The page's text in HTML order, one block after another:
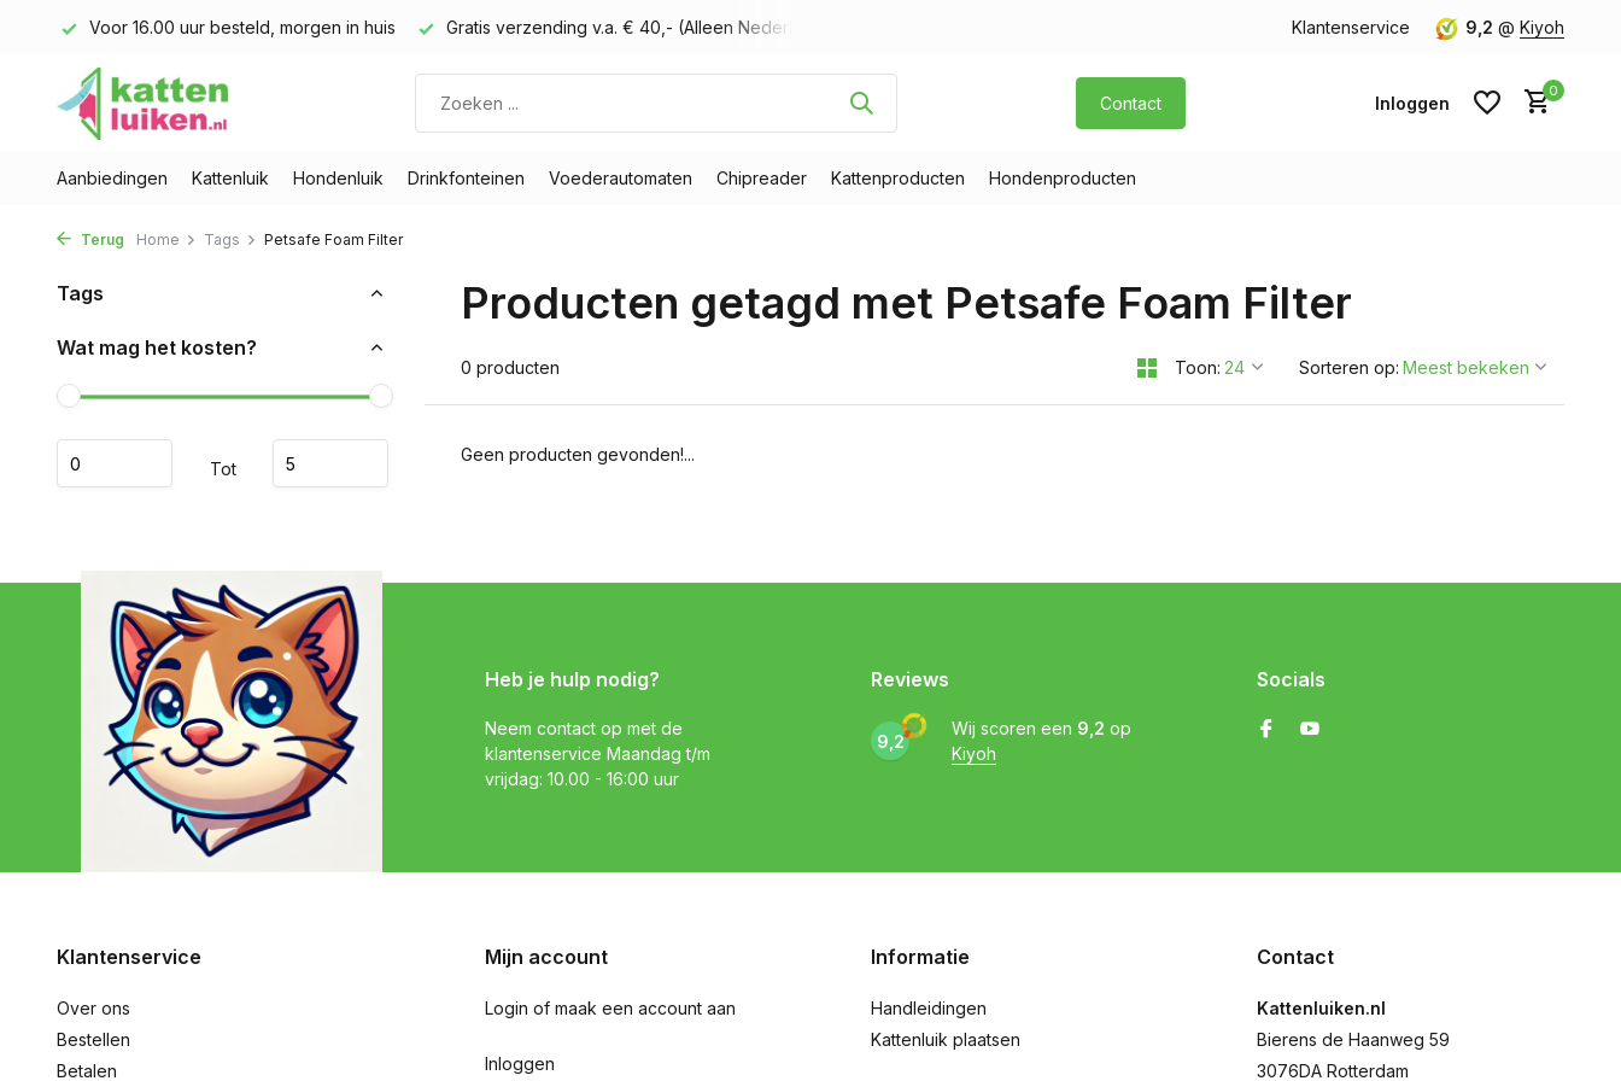
Voor 16.00 uur besteld, morgen in huis Gratis verzending v.a. € 40,- (Alleen Nederland) Gratis verzending v.a. € 40,- (Alleen Nederland)
Klantenservice 9,2 @ Kiyoh
Contact Inloggen
0
Aanbiedingen Kattenluik Hondenluik Drinkfonteinen Voederautomaten Chipreader Kattenproducten Hondenproducten
Terug Home Tags Petsafe Foam Filter
Tags
Wat mag het kosten?
Tot
Producten getagd met Petsafe Foam Filter
0 producten Toon: Sorteren op:
Geen producten gevonden!...
Heb je hulp nodig?
Neem contact op met de
klantenservice Maandag t/m
vrijdag: 10.00 - 16:00 uur
Reviews
9,2
Wij scoren een 9,2 op
Kiyoh
Socials
Klantenservice
Over ons
Bestellen
Betalen
Mijn account
Login of maak een account aan
Inloggen
Informatie
Handleidingen
Kattenluik plaatsen
Contact
Kattenluiken.nl
Bierens de Haanweg 59
3076DA Rotterdam